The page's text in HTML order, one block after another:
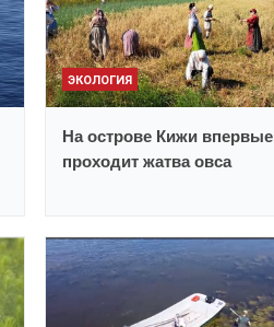
ЭКОЛОГИЯ
На острове Кижи впервые
проходит жатва овса